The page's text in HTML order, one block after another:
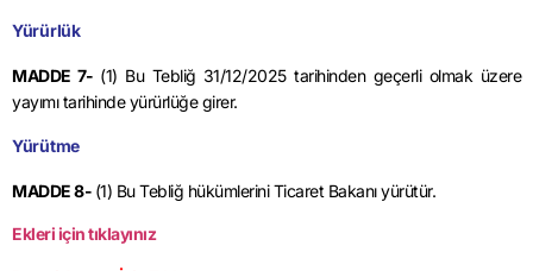
Yürürlük
MADDE 7- (1) Bu Tebliğ 31/12/2025tarihinden geçerli olmak üzere
yayımı tarihinde yürürlüğe girer.
Yürütme
MADDE 8- (1) Bu Tebliğ hükümlerini Ticaret Bakanı yürütür.
Ekleri için tıklayınız